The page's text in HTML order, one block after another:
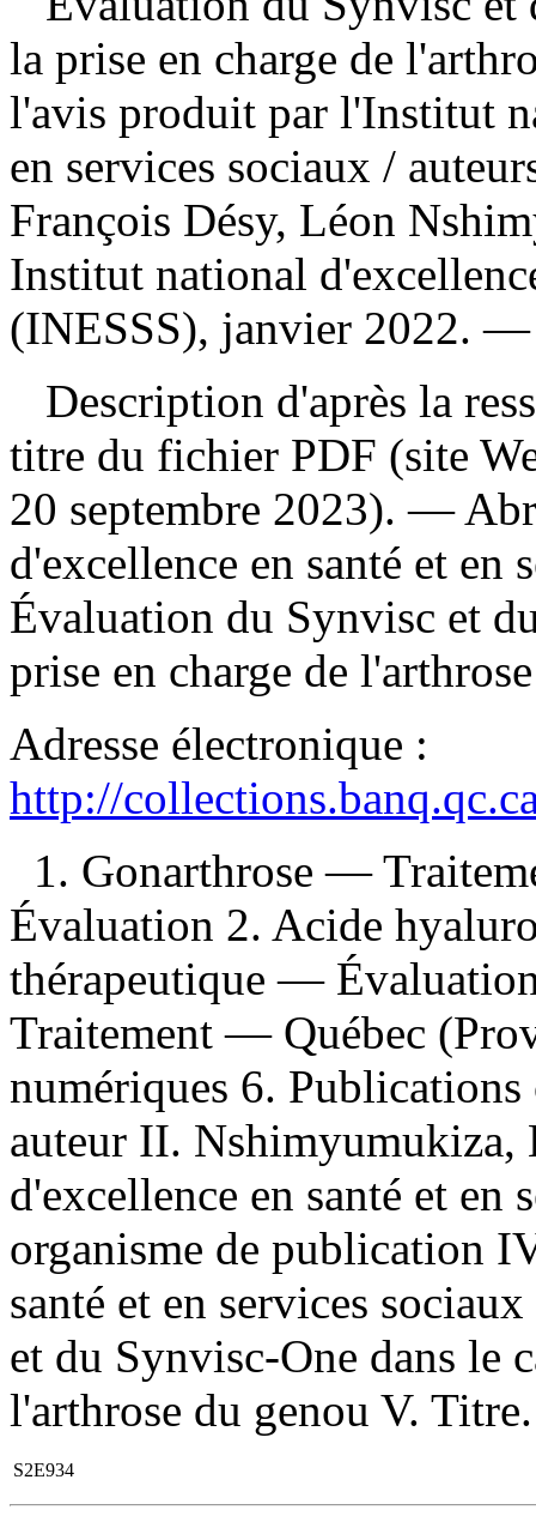
la prise en charge de
l'avis produit par l'Institut
en services sociaux /
François Désy, Léon
Institut national
(INESSS), janvier 2022. —
Description d'après la
titre du fichier PDF (site
20 septembre 2023). —
d'excellence en santé et en
Évaluation du Synvisc et
prise en charge de
Adresse électronique :
http://
1. Gonarthrose —
Évaluation 2. Acide
thérapeutique —
Traitement — Québec
numériques 6.
auteur II.
d'excellence en santé et en
organisme de publication
santé et en services
et du Synvisc-One dans le
l'arthrose du genou V. Titre.
S2E934